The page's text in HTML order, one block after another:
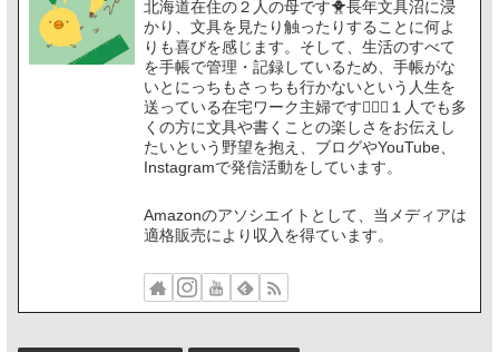
北海道在住の２人の母です🐥長年文具沼に浸
かり、文具を見たり触ったりすることに何よ
りも喜びを感じます。そして、生活のすべて
を手帳で管理・記録しているため、手帳がな
いとにっちもさっちも行かないという人生を
送っている在宅ワーク主婦です🙋🏻‍♀️１人でも多
くの方に文具や書くことの楽しさをお伝えし
たいという野望を抱え、ブログやYouTube、
Instagramで発信活動をしています。
Amazonのアソシエイトとして、当メディアは
適格販売により収入を得ています。